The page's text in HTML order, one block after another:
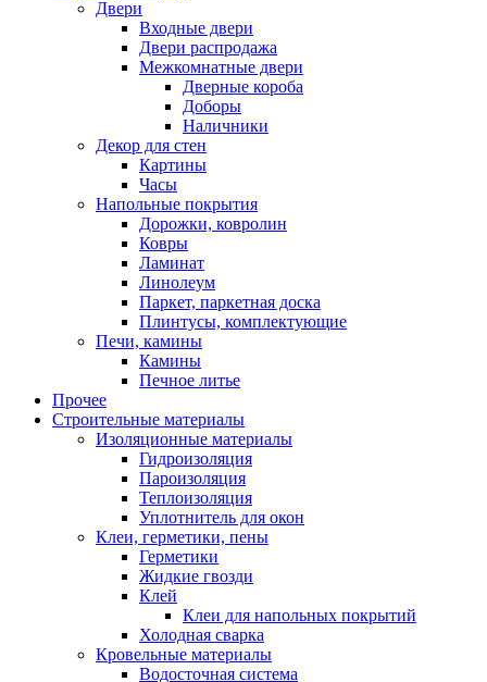
Двери
Входные двери
Двери распродажа
Межкомнатные двери
Дверные короба
Доборы
Наличники
Декор для стен
Картины
Часы
Напольные покрытия
Дорожки, ковролин
Ковры
Ламинат
Линолеум
Паркет, паркетная доска
Плинтусы, комплектующие
Печи, камины
Камины
Печное литье
Прочее
Строительные материалы
Изоляционные материалы
Гидроизоляция
Пароизоляция
Теплоизоляция
Уплотнитель для окон
Клеи, герметики, пены
Герметики
Жидкие гвозди
Клей
Клеи для напольных покрытий
Холодная сварка
Кровельные материалы
Водосточная система